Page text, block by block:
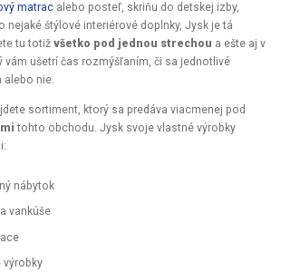
matrac alebo posteľ, skriňu do detskej izby,
nejaké štýlové interiérové doplnky, Jysk je tá
tu totiž všetko pod jednou strechou a ešte aj v
vám ušetrí čas rozmýšľaním, či sa jednotlivé
alebo nie.
sortiment, ktorý sa predáva viacmenej pod
tohto obchodu. Jysk svoje vlastné výrobky
nábytok
vankúše
výrobky